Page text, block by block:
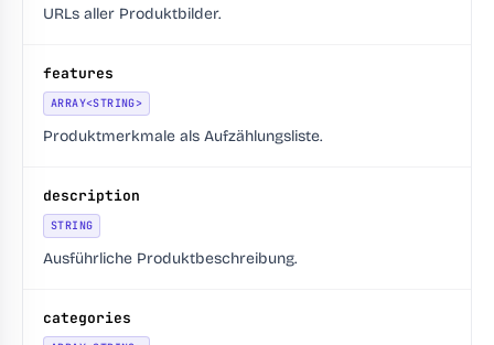
URLs aller Produktbilder.
features
ARRAY<STRING>
Produktmerkmale als Aufzählungsliste.
description
STRING
Ausführliche Produktbeschreibung.
categories